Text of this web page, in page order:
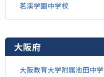
茗溪学園中学校
大阪府
大阪教育大学附属池田中学